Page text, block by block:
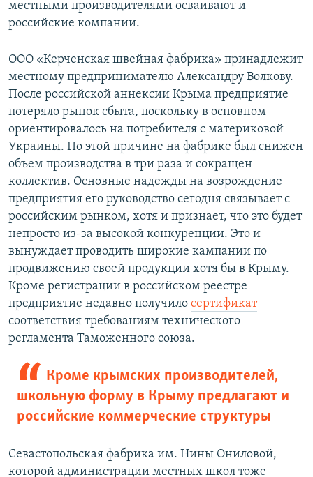
местными производителями осваивают и
российские компании.
ООО «Керченская швейная фабрика» принадлежит
местному предпринимателю Александру Волкову.
После российской аннексии Крыма предприятие
потеряло рынок сбыта, поскольку в основном
ориентировалось на потребителя с материковой
Украины. По этой причине на фабрике был снижен
объем производства в три раза и сокращен
коллектив. Основные надежды на возрождение
предприятия его руководство сегодня связывает с
российским рынком, хотя и признает, что это будет
непросто из-за высокой конкуренции. Это и
вынуждает проводить широкие кампании по
продвижению своей продукции хотя бы в Крыму.
Кроме регистрации в российском реестре
предприятие недавно получило сертификат
соответствия требованиям технического
регламента Таможенного союза.
Кроме крымских производителей,
школьную форму в Крыму предлагают и
российские коммерческие структуры
Севастопольская фабрика им. Нины Ониловой,
которой администрации местных школ тоже